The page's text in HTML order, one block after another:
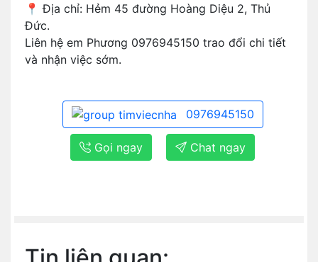
📍 Địa chỉ: Hẻm 45 đường Hoàng Diệu 2, Thủ
Đức.
Liên hệ em Phương 0976945150 trao đổi chi tiết
và nhận việc sớm.
0976945150
Gọi ngay Chat ngay